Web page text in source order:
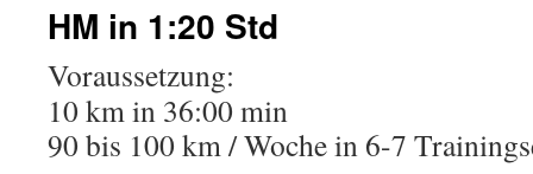
HM in 1:20 Std
Voraussetzung:
10 km in 36:00 min
90 bis 100 km / Woche in 6-7